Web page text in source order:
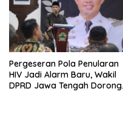
Pergeseran Pola Penularan
HIV Jadi Alarm Baru, Wakil
DPRD Jawa Tengah Dorong